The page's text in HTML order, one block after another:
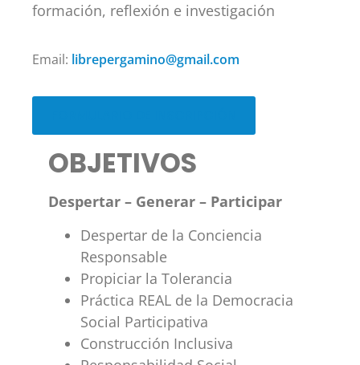
formación, reflexión e investigación
Email: librepergamino@gmail.com
OBJETIVOS
Despertar – Generar – Participar
Despertar de la Conciencia
Responsable
Propiciar la Tolerancia
Práctica REAL de la Democracia
Social Participativa
Construcción Inclusiva